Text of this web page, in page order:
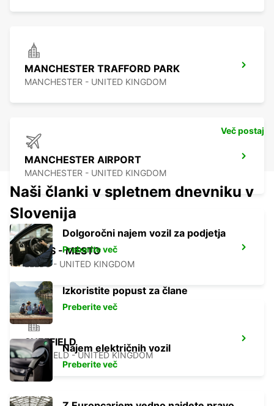
MANCHESTER TRAFFORD PARK
MANCHESTER - UNITED KINGDOM
MANCHESTER AIRPORT
MANCHESTER - UNITED KINGDOM
LEEDS - MESTO
LEEDS - UNITED KINGDOM
SHEFFIELD
SHEFFIELD - UNITED KINGDOM
Več postaj
Naši članki v spletnem dnevniku v
Slovenija
Dolgoročni najem vozil za podjetja
Preberite več
Izkoristite popust za člane
Preberite več
Najem električnih vozil
Preberite več